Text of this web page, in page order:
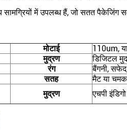
में उपलब्ध हैं, जो सतत पैकेजिंग
मोटाई
110um,
मुद्रण
डिजिटल
रंग
बैंगनी,
सतह मैट या
मुद्रण एचपी